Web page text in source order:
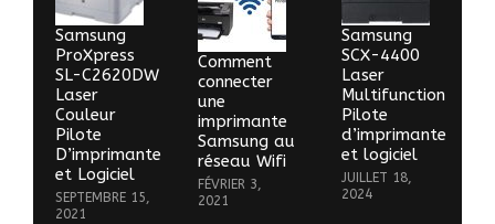
Samsung
ProXpress
SL-C2620DW
Laser
Couleur
Pilote
D’imprimante
et Logiciel
SEPTEMBRE 15,
2021
Comment
connecter
une
imprimante
Samsung au
réseau Wifi
FÉVRIER 3,
2021
Samsung
SCX-4400
Laser
Multifunction
Pilote
d’imprimante
et logiciel
JUILLET 18,
2024